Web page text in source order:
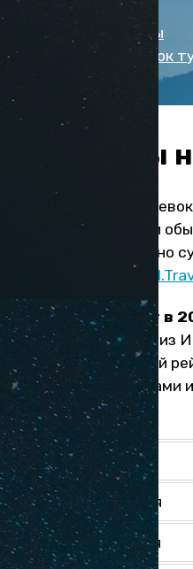
Отдых с детьми
Лучшие курорты
11 главных ошибок
на туры
стоимость
сезона. Однако они
декабря и января,
на туры на Пхукет в
путевки обычно из
₽ на двоих (прямой
со
из Москвы:
1-3* не у моря
отели 4* у моря
отели 5* у моря